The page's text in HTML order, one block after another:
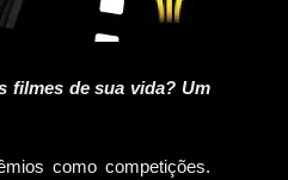
filmes de sua vida? Um
como competições.